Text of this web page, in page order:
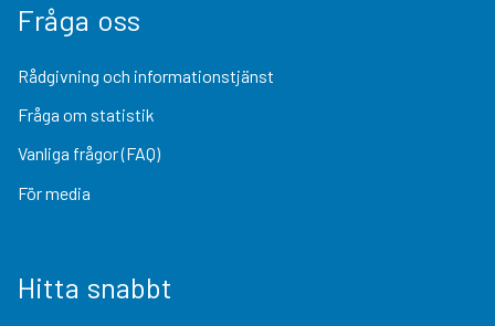
Fråga oss
Rådgivning och informationstjänst
Fråga om statistik
Vanliga frågor (FAQ)
För media
Hitta snabbt